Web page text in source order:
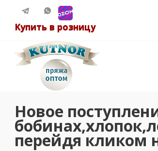
Купить в розницу
Новое
перейдя кликом